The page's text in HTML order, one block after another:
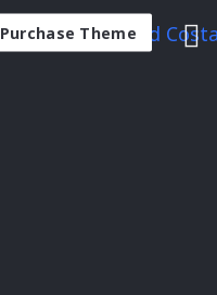
Purchase Theme